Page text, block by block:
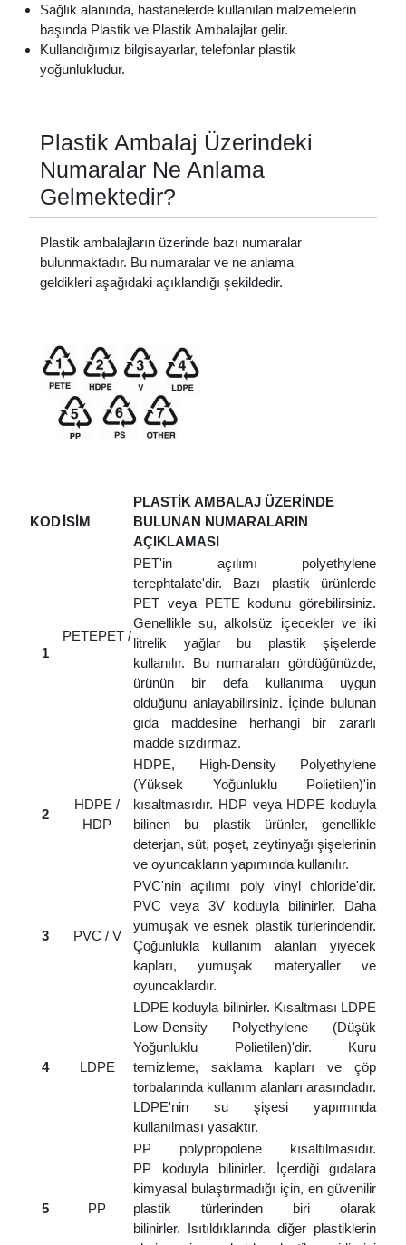
Sağlık alanında, hastanelerde kullanılan malzemelerin
başında Plastik ve Plastik Ambalajlar gelir.
Kullandığımız bilgisayarlar, telefonlar plastik
yoğunlukludur.
Plastik Ambalaj Üzerindeki
Numaralar Ne Anlama
Gelmektedir?
Plastik ambalajların üzerinde bazı numaralar
bulunmaktadır. Bu numaralar ve ne anlama
geldikleri aşağıdaki açıklandığı şekildedir.
KODİSİM
PLASTİK AMBALAJ ÜZERİNDE
BULUNAN NUMARALARIN
AÇIKLAMASI
1
PETEPET /
PET'in açılımı polyethylene
terephtalate'dir. Bazı plastik ürünlerde
PET veya PETE kodunu görebilirsiniz.
Genellikle su, alkolsüz içecekler ve iki
litrelik yağlar bu plastik şişelerde
kullanılır. Bu numaraları gördüğünüzde,
ürünün bir defa kullanıma uygun
olduğunu anlayabilirsiniz. İçinde bulunan
gıda maddesine herhangi bir zararlı
madde sızdırmaz.
2
HDPE /
HDP
HDPE, High-Density Polyethylene
(Yüksek Yoğunluklu Polietilen)'in
kısaltmasıdır. HDP veya HDPE koduyla
bilinen bu plastik ürünler, genellikle
deterjan, süt, poşet, zeytinyağı şişelerinin
ve oyuncakların yapımında kullanılır.
3 PVC / V
PVC'nin açılımı poly vinyl chloride'dir.
PVC veya 3V koduyla bilinirler. Daha
yumuşak ve esnek plastik türlerindendir.
Çoğunlukla kullanım alanları yiyecek
kapları, yumuşak materyaller ve
oyuncaklardır.
4 LDPE
LDPE koduyla bilinirler. Kısaltması LDPE
Low-Density Polyethylene (Düşük
Yoğunluklu Polietilen)'dir. Kuru
temizleme, saklama kapları ve çöp
torbalarında kullanım alanları arasındadır.
LDPE'nin su şişesi yapımında
kullanılması yasaktır.
5 PP
PP polypropolene kısaltılmasıdır.
PP koduyla bilinirler. İçerdiği gıdalara
kimyasal bulaştırmadığı için, en güvenilir
plastik türlerinden biri olarak
bilinirler. Isıtıldıklarında diğer plastiklerin